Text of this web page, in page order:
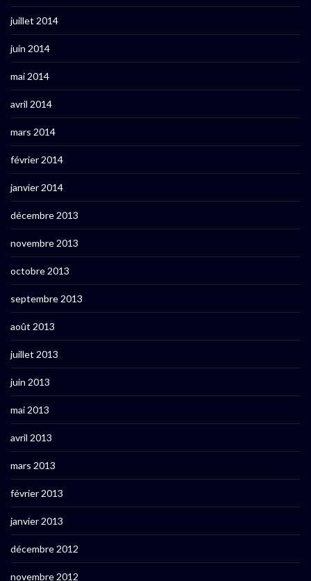
juillet 2014
juin 2014
mai 2014
avril 2014
mars 2014
février 2014
janvier 2014
décembre 2013
novembre 2013
octobre 2013
septembre 2013
août 2013
juillet 2013
juin 2013
mai 2013
avril 2013
mars 2013
février 2013
janvier 2013
décembre 2012
novembre 2012